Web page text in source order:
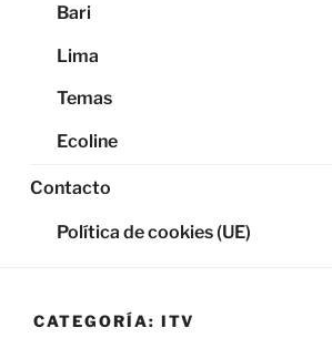
Bari
Lima
Temas
Ecoline
Contacto
Política de cookies (UE)
CATEGORÍA: ITV